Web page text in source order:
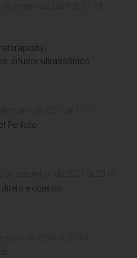
difusor ultrassônico
Perfeito.
e objetivo.